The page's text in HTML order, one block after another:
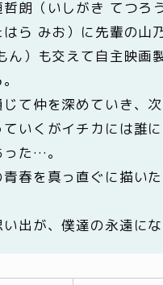
朗（いしがき てつろ
ら みお）に先輩の山
ん）も交えて自主映画
て仲を深めていき、
いくがイチカには誰
た…。
春を真っ直ぐに描い
い出が、僕達の永遠にな